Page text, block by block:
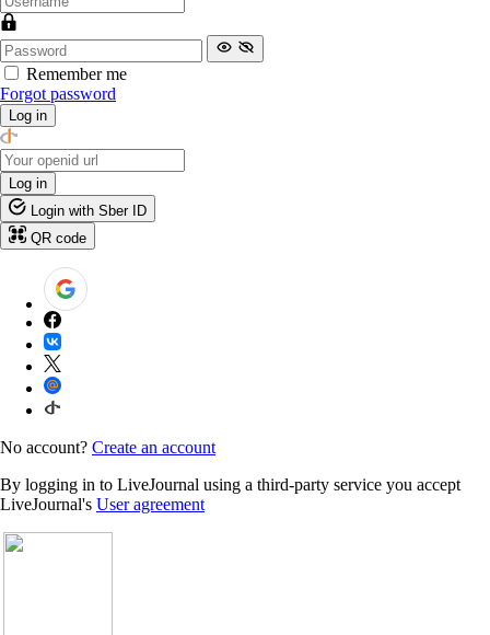
Remember me
Forgot password
Log in
Log in
Login with Sber ID
QR code
No account? Create an account
By logging in to LiveJournal using a third-party service you accept
LiveJournal's User agreement